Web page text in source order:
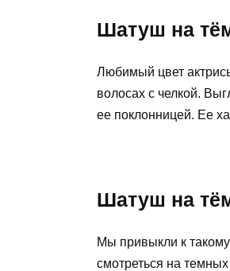
Шатуш на
Любимый цвет
волосах с челкой.
ее поклонницей. Ее
Шатуш на
Мы привыкли к
смотреться на